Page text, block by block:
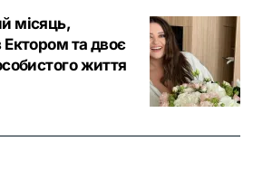
місяць,
та двоє
життя